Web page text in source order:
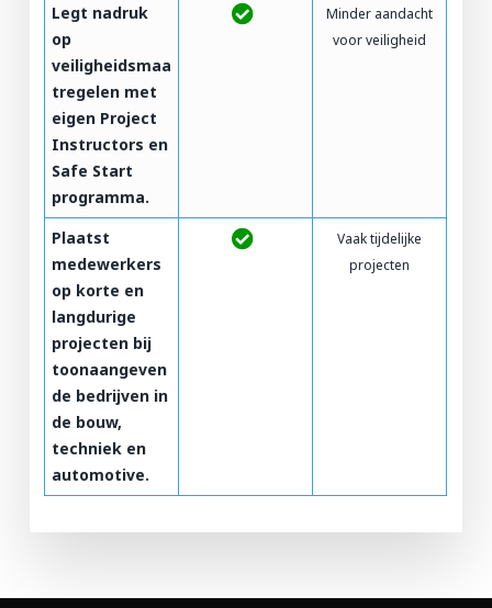
Legt nadruk
op
veiligheidsmaa
tregelen met
eigen Project
Instructors en
Safe Start
programma.
Minder aandacht
voor veiligheid
Plaatst
medewerkers
op korte en
langdurige
projecten bij
toonaangeven
de bedrijven in
de bouw,
techniek en
automotive.
Vaak tijdelijke
projecten